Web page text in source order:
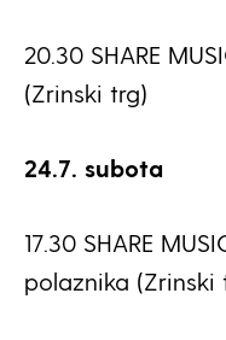
20.30 SHARE
(Zrinski trg)
24.7. subota
17.30 SHARE
polaznika (Zrinski